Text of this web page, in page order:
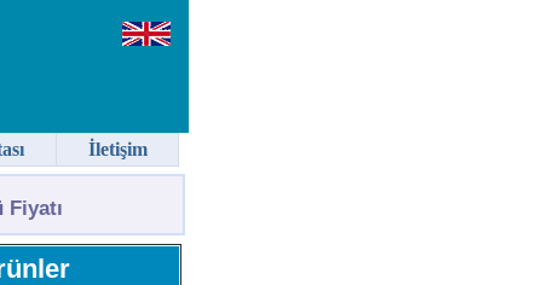
Fiyatı
İletişim